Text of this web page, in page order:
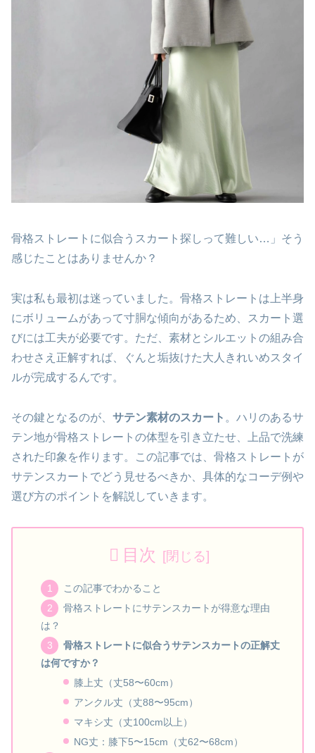
骨格ストレートに似合うスカート探しって難しい…」そう
感じたことはありませんか？
実は私も最初は迷っていました。骨格ストレートは上半身
にボリュームがあって寸胴な傾向があるため、スカート選
びには工夫が必要です。ただ、素材とシルエットの組み合
わせさえ正解すれば、ぐんと垢抜けた大人きれいめスタイ
ルが完成するんです。
その鍵となるのが、 サテン素材のスカート 。ハリのあるサ
テン地が骨格ストレートの体型を引き立たせ、上品で洗練
された印象を作ります。この記事では、骨格ストレートが
サテンスカートでどう見せるべきか、具体的なコーデ例や
選び方のポイントを解説していきます。
目次
この記事でわかること
骨格ストレートにサテンスカートが得意な理由
は？
骨格ストレートに似合うサテンスカートの正解丈
は何ですか？
膝上丈（丈58〜60cm）
アンクル丈（丈88〜95cm）
マキシ丈（丈100cm以上）
NG丈：膝下5〜15cm（丈62〜68cm）